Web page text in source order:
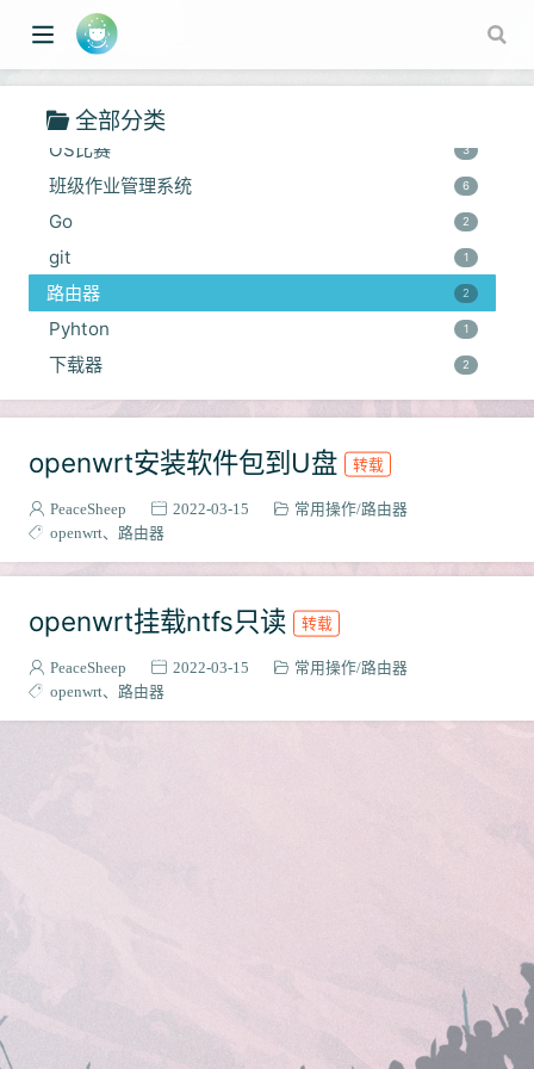
全部分类
数据库
C++
OS比赛 3
班级作业管理系统 6
Go 2
git 1
路由器 2
Pyhton 1
下载器 2
openwrt安装软件包到U盘 转载
PeaceSheep 2022-03-15 常用操作 路由器
openwrt
路由器
openwrt挂载ntfs只读 转载
PeaceSheep 2022-03-15 常用操作 路由器
openwrt
路由器